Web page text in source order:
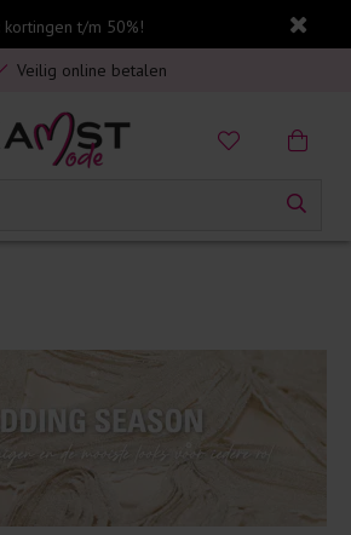
t/m 50%!
in Nederland vanaf €75,-
Veilig online betalen
spaarbonus op jouw aankoop
in Nederland vanaf €75,-